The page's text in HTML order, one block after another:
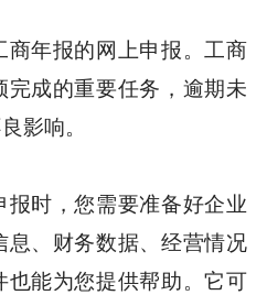
商年报的网上申报。工商
成的重要任务，逾期未
影响。
时，您需要准备好企业
息、财务数据、经营情况
也能为您提供帮助。它可